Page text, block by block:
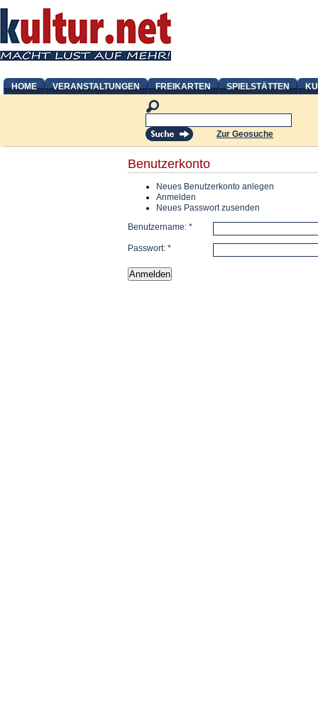
HOME VERANSTALTUNGEN FREIKARTEN SPIELSTÄTTEN
Zur Geosuche
Benutzerkonto
Neues Benutzerkonto anlegen
Anmelden
Neues Passwort zusenden
Benutzername: *
Passwort: *